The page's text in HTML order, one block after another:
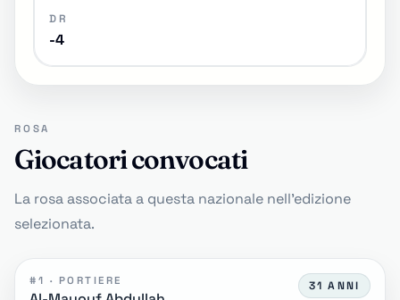
DR
-4
ROSA
Giocatori convocati
La rosa associata a questa nazionale nell'edizione
selezionata.
#1 · PORTIERE 31 ANNI